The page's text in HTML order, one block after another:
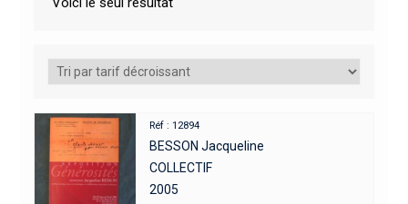
Réf : 12894
BESSON Jacqueline
COLLECTIF
2005